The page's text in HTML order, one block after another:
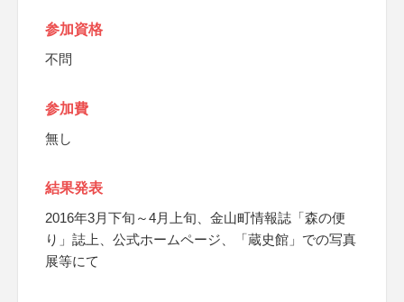
参加資格
不問
参加費
無し
結果発表
2016年3月下旬～4月上旬、金山町情報誌「森の便
り」誌上、公式ホームページ、「蔵史館」での写真
展等にて